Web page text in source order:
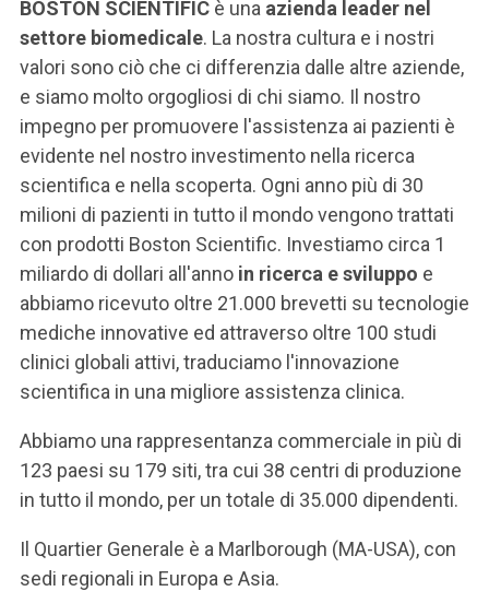
SEI UN DOCENTE O UN MEMBRO DELLO STAFF
ACCEDI A CLOUDMAIL
BOSTON SCIENTIFIC è una azienda leader nel
settore biomedicale. La nostra cultura e i nostri
valori sono ciò che ci differenzia dalle altre aziende,
e siamo molto orgogliosi di chi siamo. Il nostro
impegno per promuovere l'assistenza ai pazienti è
evidente nel nostro investimento nella ricerca
scientifica e nella scoperta. Ogni anno più di 30
milioni di pazienti in tutto il mondo vengono trattati
con prodotti Boston Scientific. Investiamo circa 1
miliardo di dollari all'anno in ricerca e sviluppo e
abbiamo ricevuto oltre 21.000 brevetti su tecnologie
mediche innovative ed attraverso oltre 100 studi
clinici globali attivi, traduciamo l'innovazione
scientifica in una migliore assistenza clinica.
Abbiamo una rappresentanza commerciale in più di
123 paesi su 179 siti, tra cui 38 centri di produzione
in tutto il mondo, per un totale di 35.000 dipendenti.
Il Quartier Generale è a Marlborough (MA-USA), con
sedi regionali in Europa e Asia.